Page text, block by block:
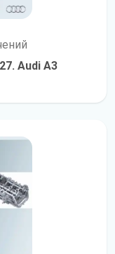
Audi A3